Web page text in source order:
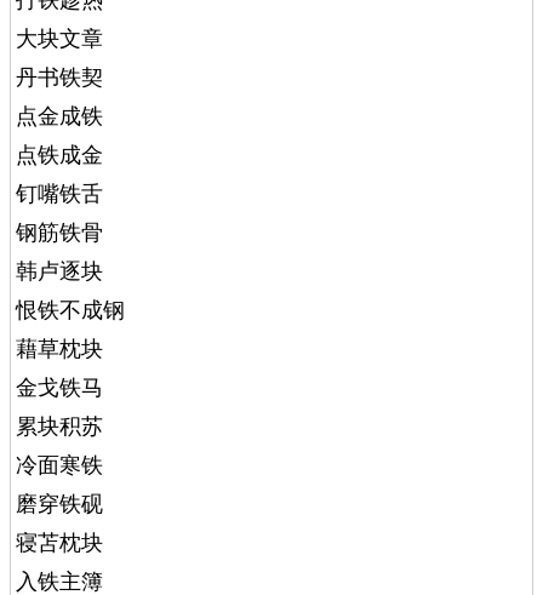
大块文章
丹书铁契
点金成铁
点铁成金
钉嘴铁舌
钢筋铁骨
韩卢逐块
恨铁不成钢
藉草枕块
金戈铁马
累块积苏
冷面寒铁
磨穿铁砚
寝苫枕块
入铁主簿